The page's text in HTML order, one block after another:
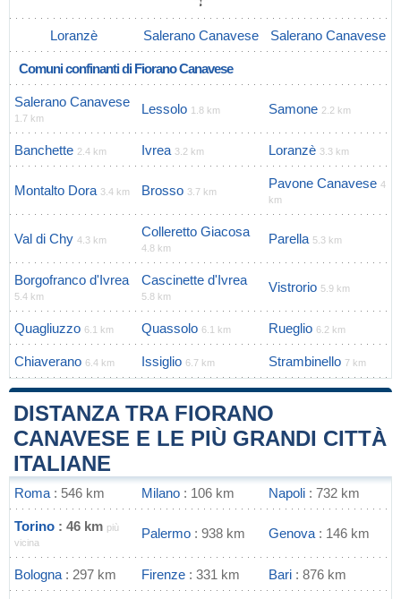
Loranzè Salerano Canavese Salerano Canavese
Comuni confinanti di Fiorano Canavese
Salerano Canavese
1.7 km
Lessolo 1.8 km Samone 2.2 km
Banchette 2.4 km Ivrea 3.2 km Loranzè 3.3 km
Montalto Dora 3.4 km Brosso 3.7 km
Pavone Canavese 4
km
Val di Chy 4.3 km
Colleretto Giacosa
4.8 km
Parella 5.3 km
Borgofranco d'Ivrea
5.4 km
Cascinette d'Ivrea
5.8 km
Vistrorio 5.9 km
Quagliuzzo 6.1 km Quassolo 6.1 km Rueglio 6.2 km
Chiaverano 6.4 km Issiglio 6.7 km Strambinello 7 km
DISTANZA TRA FIORANO
CANAVESE E LE PIÙ GRANDI CITTÀ
ITALIANE
Roma : 546 km Milano : 106 km Napoli : 732 km
Torino : 46 km più
vicina
Palermo : 938 km Genova : 146 km
Bologna : 297 km Firenze : 331 km Bari : 876 km